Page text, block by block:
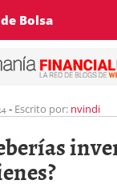
Bolsa
- Escrito por: nvindi